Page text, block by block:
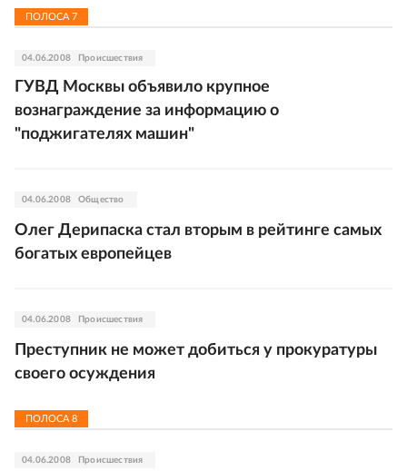
ПОЛОСА 7
04.06.2008 Происшествия
ГУВД Москвы объявило крупное
вознаграждение за информацию о
"поджигателях машин"
04.06.2008 Общество
Олег Дерипаска стал вторым в рейтинге самых
богатых европейцев
04.06.2008 Происшествия
Преступник не может добиться у прокуратуры
своего осуждения
ПОЛОСА 8
04.06.2008 Происшествия